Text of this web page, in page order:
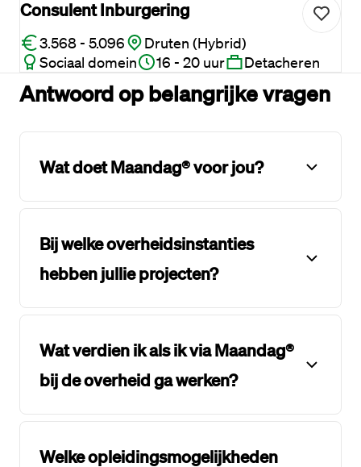
Consulent Inburgering
3.568 - 5.096
Druten (Hybrid)
Sociaal domein
16 - 20 uur Detacheren
Antwoord op belangrijke vragen
Wat doet Maandag® voor jou?
Bij welke overheidsinstanties
hebben jullie projecten?
Wat verdien ik als ik via Maandag®
bij de overheid ga werken?
Welke opleidingsmogelijkheden